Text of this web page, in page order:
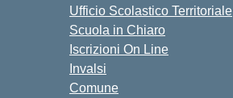
Ufficio Scolastico Territoriale
Scuola in Chiaro
Iscrizioni On Line
Invalsi
Comune